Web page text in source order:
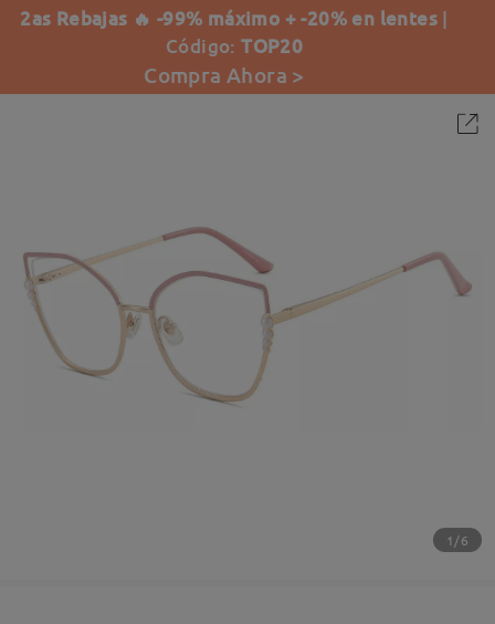
2as Rebajas 🔥 -99% máximo + -20% en lentes |
Código:TOP20
Compra Ahora >
1/6